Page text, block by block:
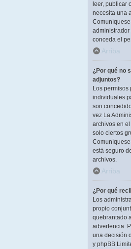
leer, publicar
necesita una
administrador
conceda el
Arriba
¿Por qué no
adjuntos?
Los permisos
individuales
son
vez La
archivos en
solo ciertos
está seguro
archivos.
Arriba
¿Por qué
Los
propio
quebrantado
advertencia.
una decisión
y phpBB